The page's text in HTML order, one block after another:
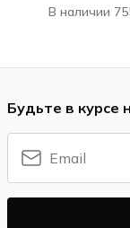
В наличии
Будьте в курсе